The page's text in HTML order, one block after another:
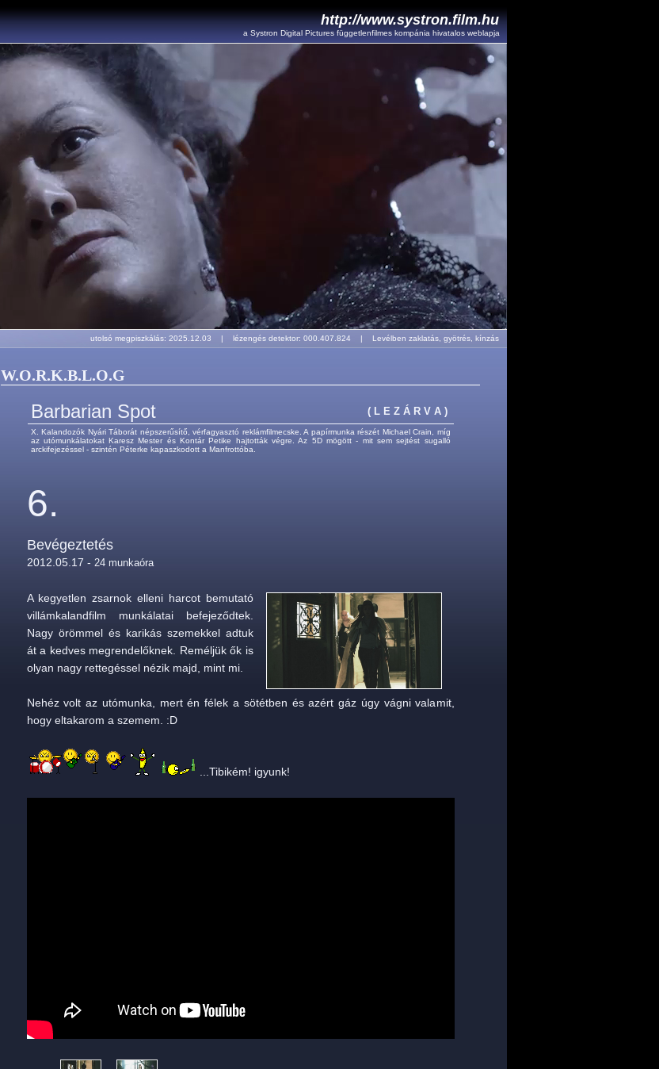
http://www.systron.film.hu
a Systron Digital Pictures függetlenfilmes kompánia hivatalos weblapja
utolsó megpiszkálás: 2025.12.03 | lézengés detektor: 000.407.824 | Levélben zaklatás, gyötrés, kínzás
W.O.R.K.B.L.O.G
Barbarian Spot ( L E Z Á R V A )
X. Kalandozók Nyári Táborát népszerűsítő, vérfagyasztó reklámfilmecske. A papírmunka részét Michael Crain, míg
az utómunkálatokat Karesz Mester és Kontár Petike hajtották végre. Az 5D mögött - mit sem sejtést sugalló
arckifejezéssel - szintén Péterke kapaszkodott a Manfrottóba.
6.
Bevégeztetés
2012.05.17 - 24 munkaóra
A kegyetlen zsarnok elleni harcot bemutató
villámkalandfilm munkálatai befejeződtek.
Nagy örömmel és karikás szemekkel adtuk
át a kedves megrendelőknek. Reméljük ők is
olyan nagy rettegéssel nézik majd, mint mi.
Nehéz volt az utómunka, mert én félek a sötétben és azért gáz úgy vágni valamit,
hogy eltakarom a szemem. :D
...Tibikém! igyunk!